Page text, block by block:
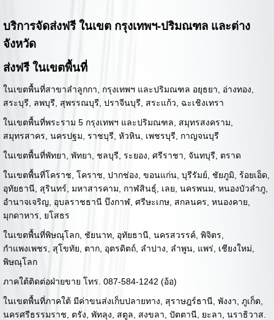
บริการจัดส่งฟรี ในเขต กรุงเทพฯ-ปริมณฑล และต่าง
จังหวัด
ส่งฟรี ในเขตพื้นที่
ในเขตพื้นที่สาขาลำลูกกา, กรุงเทพฯ และปริมณฑล อยุธยา, อ่างทอง,
สระบุรี, ลพบุรี, สุพรรณบุรี, ปราจีนบุรี, สระแก้ว, ฉะเชิงเทรา
ในเขตพื้นที่พระราม 5 กรุงเทพฯ และปริมณฑล, สมุทรสงคราม,
สมุทรสาคร, นครปฐม, ราชบุรี, หัวหิน, เพชรบุรี, กาญจนบุรี
ในเขตพื้นที่พัทยา, พัทยา, ชลบุรี, ระยอง, ศรีราชา, จันทบุรี, ตราด
ในเขตพื้นที่โคราช, โคราช, ปากช่อง, ขอนแก่น, บุรีรัมย์, ชัยภูมิ, ร้อยเอ็ด,
อุทัยธานี, สุรินทร์, มหาสารคาม, กาฬสินธุ์, เลย, นครพนม, หนองบัวลำภู,
อำนาจเจริญ, อุบลราชธานี บึงกาฬ, ศรีษะเกษ, สกลนคร, หนองคาย,
มุกดาหาร, ยโสธร
ในเขตพื้นที่พิษณุโลก, ชัยนาท, อุทัยธานี, นครสวรรค์, พิจิตร,
กำแพงเพชร, สุโขทัย, ตาก, อุตรดิตถ์, ลำปาง, ลำพูน, แพร่, เชียงใหม่,
พิษณุโลก
ภาคใต้ติดต่อฝ่ายขาย โทร. 087-584-1242 (อ้อ)
ในเขตพื้นที่ภาคใต้ มีค่าขนส่งเก็บปลายทาง, สุราษฎร์ธานี, พังงา, ภูเก็ต,
นครศรีธรรมราช, ตรัง, พัทลุง, สตูล, สงขลา, ปัตตานี, ยะลา, นราธิวาส.